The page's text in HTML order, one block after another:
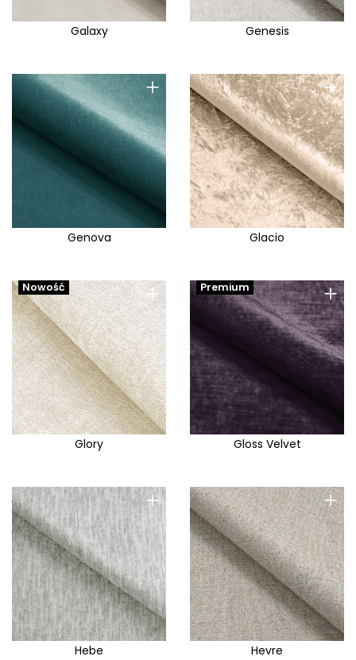
Galaxy Genesis
+
Genova
+
Glacio
+
Nowość
Glory
+
Premium
Gloss Velvet
+
Hebe
+
Hevre